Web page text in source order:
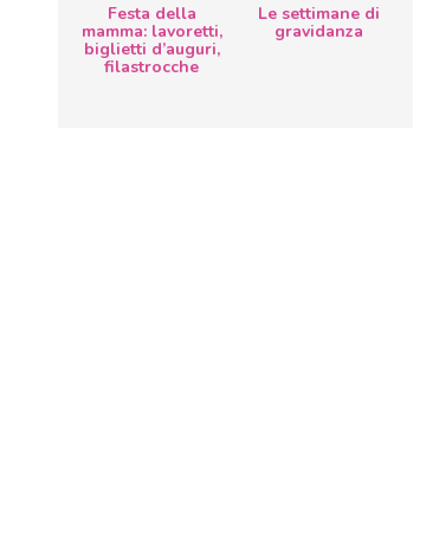
Festa della
mamma: lavoretti,
biglietti d’auguri,
filastrocche
Le settimane di
gravidanza